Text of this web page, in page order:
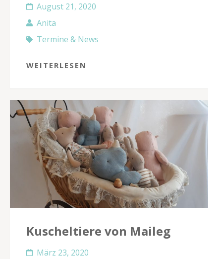
August 21, 2020
Anita
Termine & News
WEITERLESEN
Kuscheltiere von Maileg
März 23, 2020